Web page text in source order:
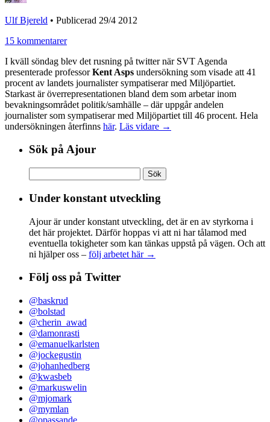
Ulf Bjereld • Publicerad 29/4 2012
15 kommentarer
I kväll söndag blev det rusning på twitter när SVT Agenda
presenterade professorKent Asps undersökning som visade att 41
procent av landets journalister sympatiserar med Miljöpartiet.
Starkast är överrepresentationen bland dem som arbetar inom
bevakningsområdet politik/samhälle – där uppgår andelen
journalister som sympatiserar med Miljöpartiet till 46 procent. Hela
undersökningen återfinns här. Läs vidare →
Sök på Ajour
efter:
Under konstant utveckling
Ajour är under konstant utveckling, det är en av styrkorna i
det här projektet. Därför hoppas vi att ni har tålamod med
eventuella tokigheter som kan tänkas uppstå på vägen. Och att
ni hjälper oss – följ arbetet här →
Följ oss på Twitter
@baskrud
@bolstad
@cherin_awad
@damonrasti
@emanuelkarlsten
@jockegustin
@johanhedberg
@kwasbeb
@markuswelin
@mjomark
@mymlan
@opassande